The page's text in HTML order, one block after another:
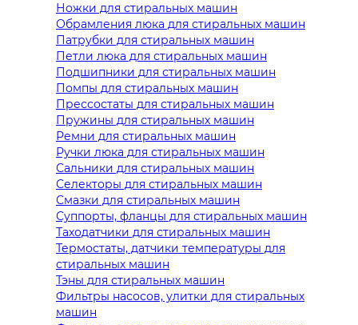
Ножки для стиральных машин
Обрамления люка для стиральных машин
Патрубки для стиральных машин
Петли люка для стиральных машин
Подшипники для стиральных машин
Помпы для стиральных машин
Прессостаты для стиральных машин
Пружины для стиральных машин
Ремни для стиральных машин
Ручки люка для стиральных машин
Сальники для стиральных машин
Селекторы для стиральных машин
Смазки для стиральных машин
Суппорты, фланцы для стиральных машин
Таходатчики для стиральных машин
Термостаты, датчики температуры для
стиральных машин
Тэны для стиральных машин
Фильтры насосов, улитки для стиральных
машин